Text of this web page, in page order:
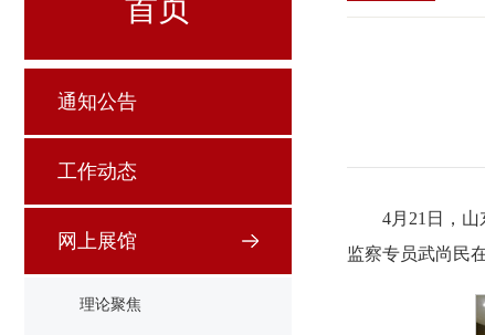
首页
通知公告
工作动态
网上展馆
理论聚焦
4月21日，
监察专员武尚民